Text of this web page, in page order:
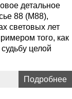
детальное
88 (M88),
световых лет
того, как
целой
Подробнее